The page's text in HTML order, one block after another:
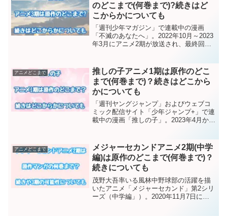
のどこまで(何巻まで)?続きはど
こからかについても
「週刊少年マガジン」で連載中の漫画
「不滅のあなたへ」。2022年10月～2023
年3月にアニメ2期が放送され、最終回と
ですが、今から楽しみですね！今回は
「不滅のあな...
アニメどこまで
推しの子アニメ1期は原作のどこ
まで(何巻まで)？続きはどこから
かについても
「週刊ヤングジャンプ」およびウェブコ
ミック配信サイト「少年ジャンプ+」で連
載中の漫画「推しの子」。2023年4月から
れ、好評のうちに終了しました。続きが
見たくなる...
アニメどこまで
メジャーセカンドアニメ2期(中学
編)は原作のどこまで(何巻まで)？
続きについても
茂野大吾率いる風林中野球部の活躍を描
いたアニメ「メジャーセカンド」第2シリ
ーズ（中学編」）。2020年11月7日に最